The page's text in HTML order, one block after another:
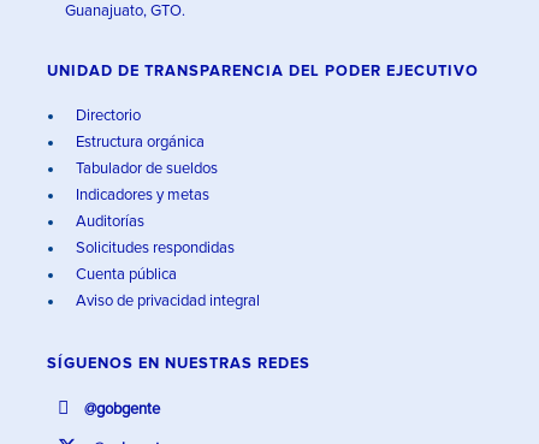
Guanajuato, GTO.
UNIDAD DE TRANSPARENCIA DEL PODER EJECUTIVO
Directorio
Estructura orgánica
Tabulador de sueldos
Indicadores y metas
Auditorías
Solicitudes respondidas
Cuenta pública
Aviso de privacidad integral
SÍGUENOS EN NUESTRAS REDES
@gobgente